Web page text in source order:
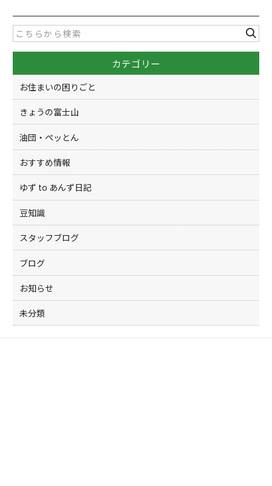
e
b
o
o
k
er
カテゴリー
お住まいの困りごと
きょうの富士山
油団・ペッとん
おすすめ情報
ゆず to あんず日記
豆知識
スタッフブログ
ブログ
お知らせ
未分類